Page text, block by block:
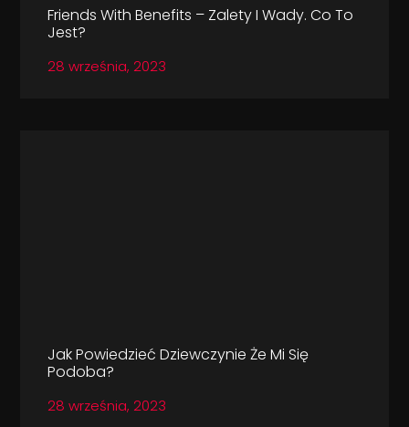
Friends With Benefits – Zalety I Wady. Co To
Jest?
28 września, 2023
Jak Powiedzieć Dziewczynie Że Mi Się
Podoba?
28 września, 2023